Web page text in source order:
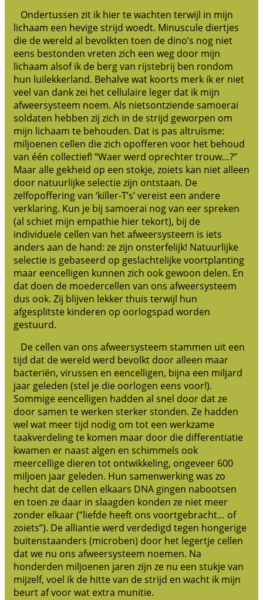
Ondertussen zit ik hier te wachten terwijl in mijn
lichaam een hevige strijd woedt. Minuscule diertjes
die de wereld al bevolkten toen de dino’s nog niet
eens bestonden vreten zich een weg door mijn
lichaam alsof ik de berg van rijstebrij ben rondom
hun luilekkerland. Behalve wat koorts merk ik er niet
veel van dank zei het cellulaire leger dat ik mijn
afweersysteem noem. Als nietsontziende samoerai
soldaten hebben zij zich in de strijd geworpen om
mijn lichaam te behouden. Dat is pas altruïsme:
miljoenen cellen die zich opofferen voor het behoud
van één collectief! “Waer werd oprechter trouw…?”
Maar alle gekheid op een stokje, zoiets kan niet alleen
door natuurlijke selectie zijn ontstaan. De
zelfopoffering van ‘killer-T’s’ vereist een andere
verklaring. Kun je bij samoerai nog van eer spreken
(al schiet mijn empathie hier tekort), bij de
individuele cellen van het afweersysteem is iets
anders aan de hand: ze zijn onsterfelijk! Natuurlijke
selectie is gebaseerd op geslachtelijke voortplanting
maar eencelligen kunnen zich ook gewoon delen. En
dat doen de moedercellen van ons afweersysteem
dus ook. Zij blijven lekker thuis terwijl hun
afgesplitste kinderen op oorlogspad worden
gestuurd.
De cellen van ons afweersysteem stammen uit een
tijd dat de wereld werd bevolkt door alleen maar
bacteriën, virussen en eencelligen, bijna een miljard
jaar geleden (stel je die oorlogen eens voor!).
Sommige eencelligen hadden al snel door dat ze
door samen te werken sterker stonden. Ze hadden
wel wat meer tijd nodig om tot een werkzame
taakverdeling te komen maar door die differentiatie
kwamen er naast algen en schimmels ook
meercellige dieren tot ontwikkeling, ongeveer 600
miljoen jaar geleden. Hun samenwerking was zo
hecht dat de cellen elkaars DNA gingen nabootsen
en toen ze daar in slaagden konden ze niet meer
zonder elkaar (“liefde heeft ons voortgebracht… of
zoiets”). De alliantie werd verdedigd tegen hongerige
buitenstaanders (microben) door het legertje cellen
dat we nu ons afweersysteem noemen. Na
honderden miljoenen jaren zijn ze nu een stukje van
mijzelf, voel ik de hitte van de strijd en wacht ik mijn
beurt af voor wat extra munitie.